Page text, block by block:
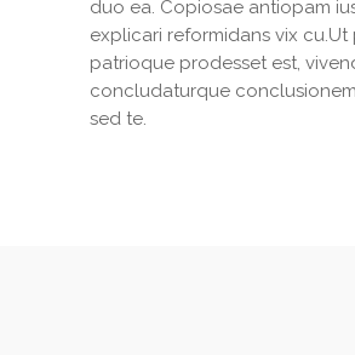
duo ea. Copiosae antiopam
explicari reformidans vix cu.Ut
patrioque prodesset est,
concludaturque
sed te.